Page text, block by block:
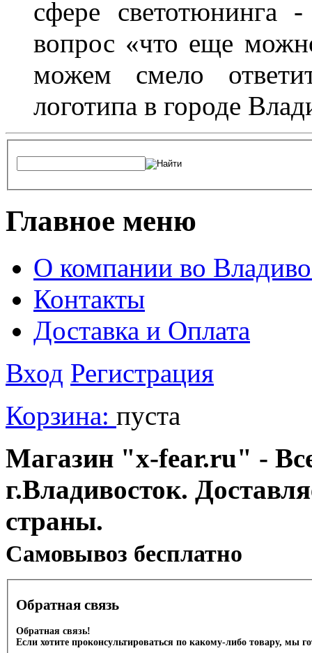
сфере светотюнинга
вопрос «что еще
можем смело
логотипа в городе
Главное меню
О компании во
Контакты
Доставка и Оплата
Вход Регистрация
Корзина: пуста
Магазин "x-fear.ru" -
г.Владивосток.
страны.
Cамовывоз бесплатно
Обратная связь
Обратная связь!
Если хотите проконсультироваться по какому-либо товару, мы